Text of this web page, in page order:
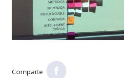
Comparte